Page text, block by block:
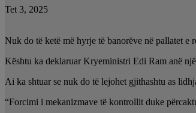
Tet 3, 2025
Nuk do të ketë më hyrje të banorëve në pallatet e
Kështu ka deklaruar Kryeministri Edi Ram anë
Ai ka shtuar se nuk do të lejohet gjithashtu as
“Forcimi i mekanizmave të kontrollit duke